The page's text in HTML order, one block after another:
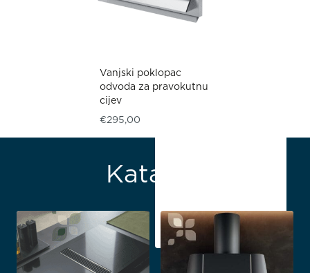
Vanjski poklopac
odvoda za pravokutnu
cijev
€295,00
Katalozi